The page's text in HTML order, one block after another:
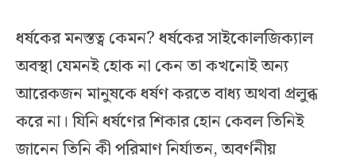
ধর্ষকের মনস্তত্ব কেমন? ধর্ষকের সাইকোলজিক্যাল
অবস্থা যেমনই হোক না কেন তা কখনোই অন্য
আরেকজন মানুষকে ধর্ষণ করতে বাধ্য অথবা প্রলুব্ধ
করে না। যিনি ধর্ষণের শিকার হোন কেবল তিনিই
জানেন তিনি কী পরিমাণ নির্যাতন, অবর্ণনীয়